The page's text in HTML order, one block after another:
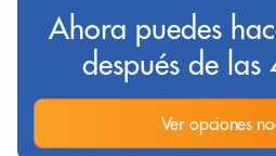
Ahora puedes
después de
Ver opciones